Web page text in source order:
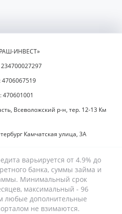
ИНВЕСТ»
470601001
Всеволожский р-н, тер. 12-13 Км
Камчатская улица, 3А
варьируется от 4.9% до
банка, суммы займа и
Минимальный срок
максимальный - 96
любые дополнительные
не взимаются.